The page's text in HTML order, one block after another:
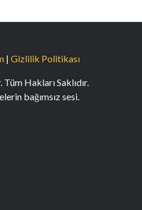
| Gizlilik Politikası
Hakları Saklıdır.
bağımsız sesi.